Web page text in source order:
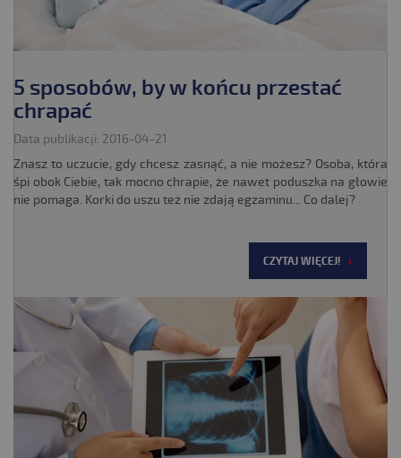
5 sposobów, by w końcu przestać
chrapać
Data publikacji: 2016-04-21
Znasz to uczucie, gdy chcesz zasnąć, a nie możesz? Osoba, która
śpi obok Ciebie, tak mocno chrapie, że nawet poduszka na głowie
nie pomaga. Korki do uszu też nie zdają egzaminu... Co dalej?
CZYTAJ WIĘCEJ!